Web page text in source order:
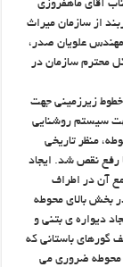
آقای ماهفروزی
از سازمان میراث
مهندس علویان صدر،
محترم سازمان در
خطوط زیرزمینی جهت
سیستم روشنایی
منظر تاریخی
رفع نقص شد. ایجاد
آن در اطراف
ای با طول و عرض کم و عمق ۵/۱ متر در بخش بالای محوطه
دیواره ی بتنی و
باستانی که
محوطه ضروری می